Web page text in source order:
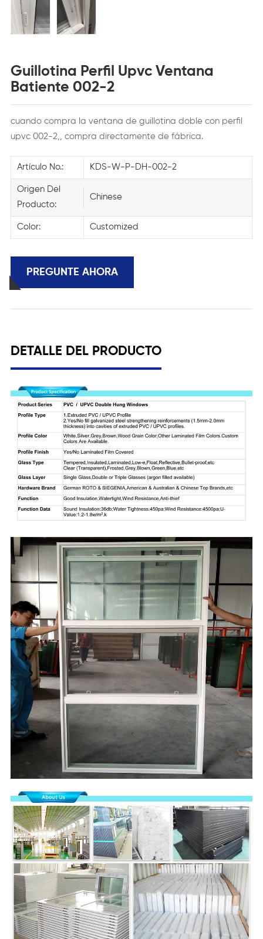
Guillotina Perfil Upvc Ventana
Batiente 002-2
cuando compra la ventana de guillotina doble con perfil
upvc 002-2,, compra directamente de fábrica.
Artículo No.: KDS-W-P-DH-002-2
Origen Del
Producto:
Chinese
Color: Customized
PREGUNTE AHORA
DETALLE DEL PRODUCTO